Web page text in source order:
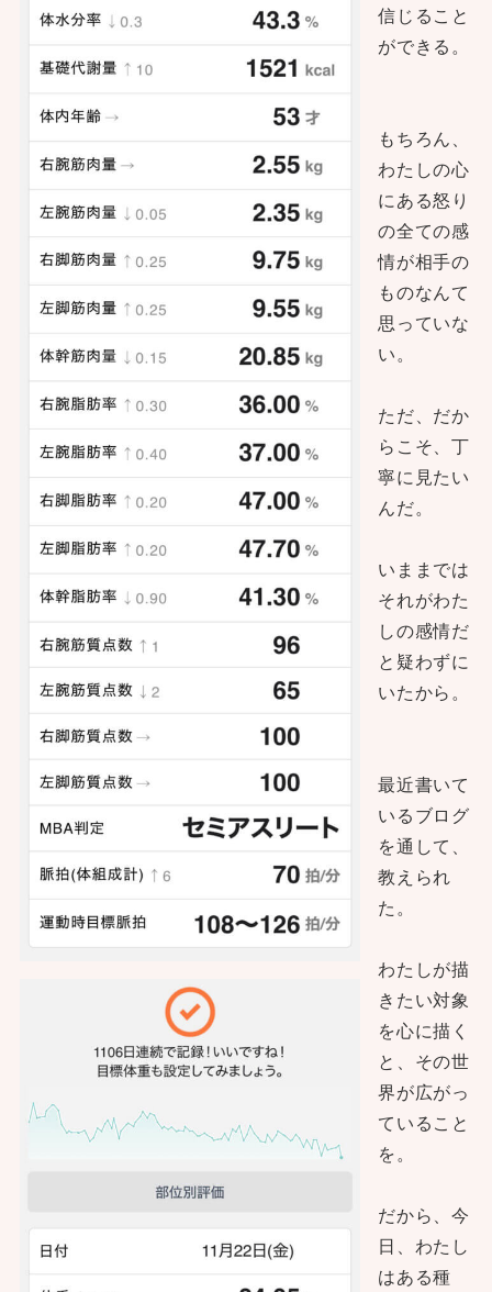
信じること
ができる。
もちろん、
わたしの心
にある怒り
の全ての感
情が相手の
ものなんて
思っていな
い。
ただ、だか
らこそ、丁
寧に見たい
んだ。
いままでは
それがわた
しの感情だ
と疑わずに
いたから。
最近書いて
いるブログ
を通して、
教えられ
た。
わたしが描
きたい対象
を心に描く
と、その世
界が広がっ
ていること
を。
だから、今
日、わたし
はある種